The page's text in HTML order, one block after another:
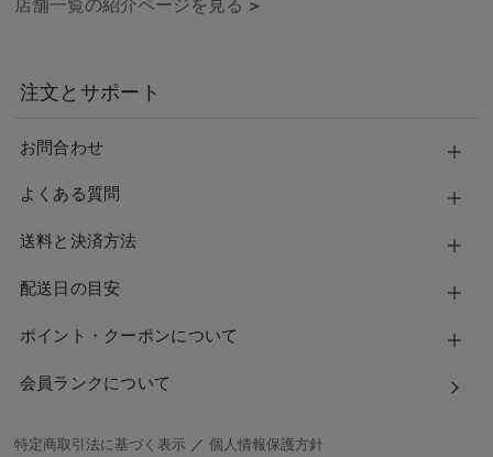
注文とサポート
お問合わせ
よくある質問
送料と決済方法
配送日の目安
ポイント・クーポンについて
会員ランクについて
特定商取引法に基づく表示 ／個人情報保護方針